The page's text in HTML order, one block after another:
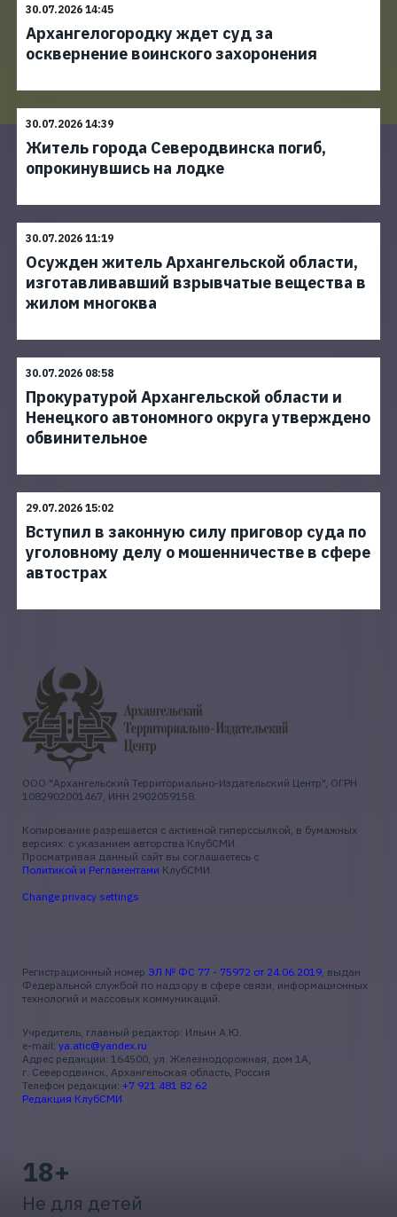
30.07.2026 14:45
Архангелогородку ждет суд за
осквернение воинского захоронения
30.07.2026 14:39
Житель города Северодвинска погиб,
опрокинувшись на лодке
30.07.2026 11:19
Осужден житель Архангельской области,
изготавливавший взрывчатые вещества в
жилом многоква
30.07.2026 08:58
Прокуратурой Архангельской области и
Ненецкого автономного округа утверждено
обвинительное
29.07.2026 15:02
Вступил в законную силу приговор суда по
уголовному делу о мошенничестве в сфере
автострах
ООО "Архангельский Территориально-Издательский Центр", ОГРН
1082902001467, ИНН 2902059158.
Копирование разрешается с активной гиперссылкой, в бумажных
версиях: с указанием авторства КлубСМИ.
Просматривая данный сайт вы соглашаетесь с
Политикой и Регламентами КлубСМИ.
Change privacy settings
Регистрационный номер ЭЛ № ФС 77 - 75972 от 24.06.2019, выдан
Федеральной службой по надзору в сфере связи, информационных
технологий и массовых коммуникаций.
Учредитель, главный редактор: Ильин А.Ю.
e-mail: ya.atic@yandex.ru
Адрес редакции: 164500, ул. Железнодорожная, дом 1А,
г. Северодвинск, Архангельская область, Россия
Телефон редакции: +7 921 481 82 62
Редакция КлубСМИ
18+
Не для детей